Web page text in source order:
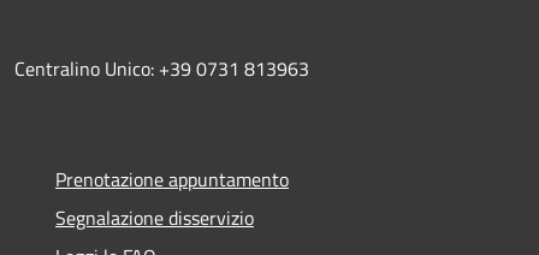
Centralino Unico: +39 0731 813963
Prenotazione appuntamento
Segnalazione disservizio